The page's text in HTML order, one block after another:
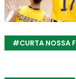
#CURTA NOSSA